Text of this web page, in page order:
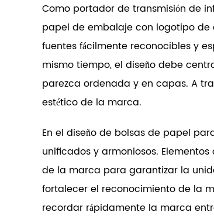
Como portador de transmisión de
papel de embalaje con logotipo de
fuentes fácilmente reconocibles y
mismo tiempo, el diseño debe
parezca ordenada y en capas. A
estético de la marca.
En el diseño de bolsas de papel
unificados y armoniosos.
de la marca para garantizar la
fortalecer el reconocimiento de la
recordar rápidamente la marca